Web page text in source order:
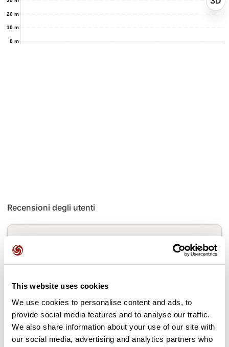
This website uses cookies
We use cookies to personalise content and ads, to
provide social media features and to analyse our traffic.
We also share information about your use of our site with
our social media, advertising and analytics partners who
0 m
10 m
20 m
Recensioni degli utenti
L'hai già effettuato? Sii il primo a inviare una recensione!